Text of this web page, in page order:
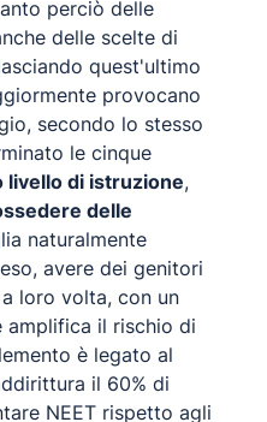
perciò delle
delle scelte di
quest'ultimo
provocano
secondo lo stesso
le cinque
livello di istruzione,
delle
naturalmente
avere dei genitori
loro volta, con un
amplifica il rischio di
è legato al
il 60% di
NEET rispetto agli